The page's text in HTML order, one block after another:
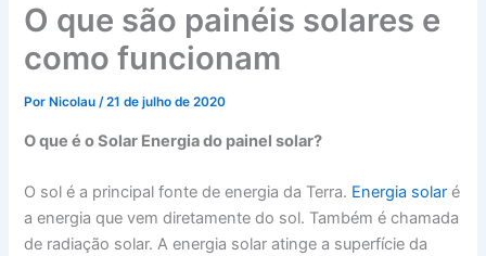
O que são painéis solares e
como funcionam
Por Nicolau/21 de julho de 2020
O que é oSolar Energia do painel solar?
O sol é a principal fonte de energia da Terra. Energia solar é
a energia que vem diretamente do sol. Também é chamada
de radiação solar. A energia solar atinge a superfície da